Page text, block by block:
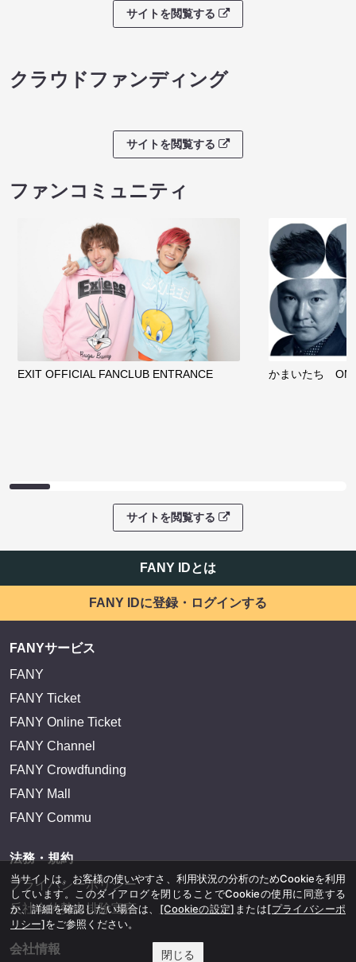
サイトを閲覧する
クラウドファンディング
サイトを閲覧する
ファンコミュニティ
EXIT OFFICIAL FANCLUB ENTRANCE かまいたち
サイトを閲覧する
FANY IDとは
FANY IDに登録・ログインする
FANYサービス
FANY
FANY Ticket
FANY Online Ticket
FANY Channel
FANY Crowdfunding
FANY Mall
FANY Commu
法務・規約
プライバシーポリシー
反社会的勢力排除宣言
会社情報
当サイトは、お客様の使いやすさ、利用状況の分析のためCookieを利用
しています。このダイアログを閉じることでCookieの使用に同意する
か、詳細を確認したい場合は、 [Cookieの設定] または[プライバシーポ
リシー]をご参照ください。
閉じる